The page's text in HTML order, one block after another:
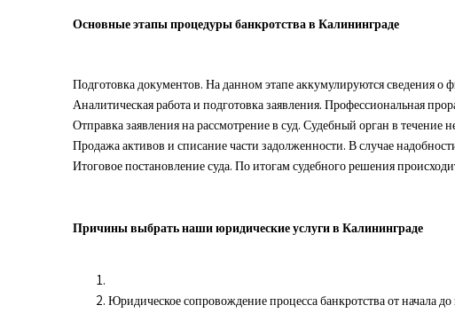
Основные этапы процедуры банкротства в Калининграде
Подготовка документов. На данном этапе аккумулируются сведения
Аналитическая работа и подготовка заявления. Профессиональная
Отправка заявления на рассмотрение в суд. Судебный орган в
Продажа активов и списание части задолженности. В случае
Итоговое постановление суда. По итогам судебного решения
Причины выбрать наши юридические услуги в Калининграде
Юридическое сопровождение процесса банкротства от начала до